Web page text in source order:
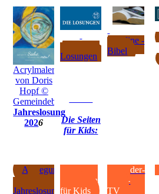
Acrylmalerei
von Doris
Hopf ©
Gemeindebriefdruckerei.de
Jahreslosung
2026
tägliche
Losungen
Die Seiten
für Kids:
online -
Bibel
Auslegung
Jahreslosung
entdecken
für Kids
Kinder-
Bibel-
TV